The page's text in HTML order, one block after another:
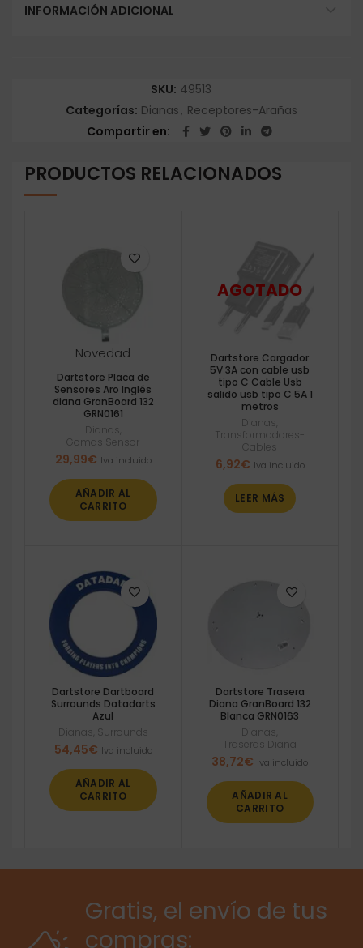
INFORMACIÓN ADICIONAL
SKU: 49513
Categorías: Dianas, Receptores-Arañas
Compartir en
PRODUCTOS RELACIONADOS
Novedad
Dartstore Placa de
Sensores Aro Inglés
diana GranBoard 132
GRN0161
Dianas
Gomas Sensor
29,99€ Iva incluido
AÑADIR AL
CARRITO
Dartstore Cargador
5V 3A con cable usb
tipo C Cable Usb
salido usb tipo C 5A 1
metros
Dianas
Transformadores-
Cables
6,92€ Iva incluido
LEER MÁS
Dartstore Dartboard
Surrounds Datadarts
Azul
Dianas Surrounds
54,45€ Iva incluido
AÑADIR AL
CARRITO
Dartstore Trasera
Diana GranBoard 132
Blanca GRN0163
Dianas
Traseras Diana
38,72€ Iva incluido
AÑADIR AL
CARRITO
Gratis, el envío de tus
compras: